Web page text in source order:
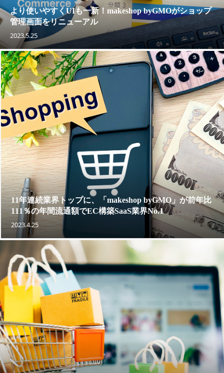
より使いやすくUIも一新！makeshop byGMOがショップ
管理画面をリニューアル
2023.5.25
11年連続業界トップに、「makeshop byGMO」が前年比
111％の年間流通額でEC構築SaaS業界No.1
2023.4.25